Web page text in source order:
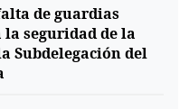
de guardias
seguridad de la
Subdelegación del